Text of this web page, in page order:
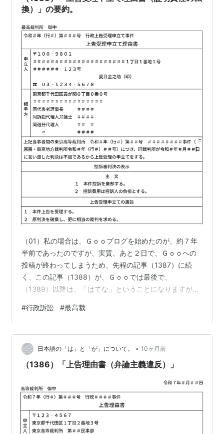
ものと認めることはできない…
換）」の要約。
（01）私の場合は、Ｇｏｏブログを始めたのが、約７年
半前であったのですが、実質、あと２日で、Ｇｏｏへの
投稿が終わってしまうため、先程の記事（1387）に続
く、この記事（1388）が、Ｇｏｏでは最後で、
（1389）以降は、「はてな」ということになりますが、
年９月１０日 然るに、（03） 然るに、（04） 然るに、
（05） 従って、（02）～（05）により、（06） 然る
に、（07） 然るに、（08） 然るに、（09） 従って、
（06）～（09）により、（10） 従って、（03）～
（10）により、（11）
#行政訴訟 #最高裁
日本語の「は」と「が」について。 • 10ヶ月前
（1386）「上告理由書（弁論主義違反）」